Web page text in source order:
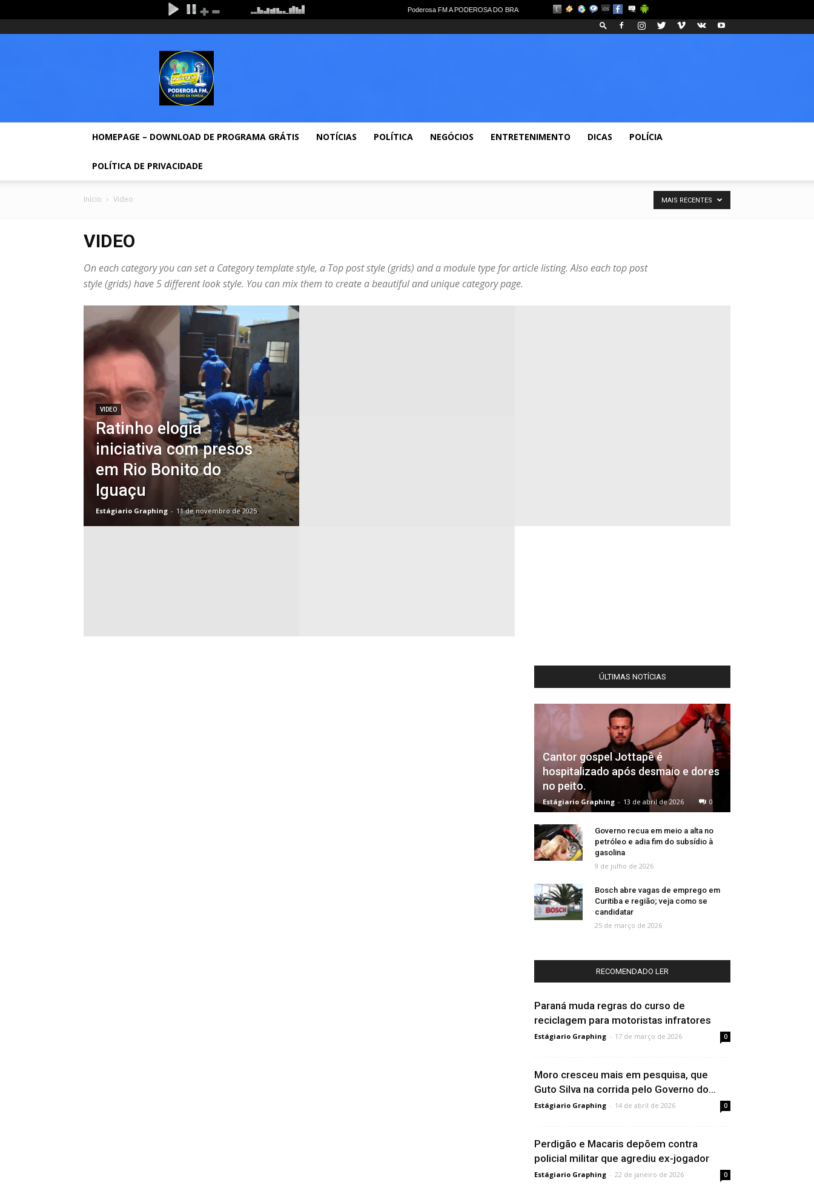
Entrar / Cadastrar Home Notícias Gerais Economia Esportes Lazer Fashion Blog
HOMEPAGE – DOWNLOAD DE PROGRAMA GRÁTIS NOTÍCIAS POLÍTICA NEGÓCIOS ENTRETENIMENTO DICAS POLÍCIA
POLÍTICA DE PRIVACIDADE
Início Video MAIS RECENTES
VIDEO
On each category you can set a Category template style, a Top post style (grids) and a module type for article listing. Also each top post
style (grids) have 5 different look style. You can mix them to create a beautiful and unique category page.
VIDEO
Ratinho elogia
iniciativa com presos
em Rio Bonito do
Iguaçu
Estágiario Graphing - 11 de novembro de 2025
ÚLTIMAS NOTÍCIAS
Cantor gospel Jottapê é
hospitalizado após desmaio e dores
no peito.
Estágiario Graphing - 13 de abril de 2026 0
Governo recua em meio a alta no
petróleo e adia fim do subsídio à
gasolina
9 de julho de 2026
Bosch abre vagas de emprego em
Curitiba e região; veja como se
candidatar
25 de março de 2026
RECOMENDADO LER
Paraná muda regras do curso de
reciclagem para motoristas infratores
Estágiario Graphing - 17 de março de 2026 0
Moro cresceu mais em pesquisa, que
Guto Silva na corrida pelo Governo do...
Estágiario Graphing - 14 de abril de 2026 0
Perdigão e Macaris depõem contra
policial militar que agrediu ex-jogador
Estágiario Graphing - 22 de janeiro de 2026 0